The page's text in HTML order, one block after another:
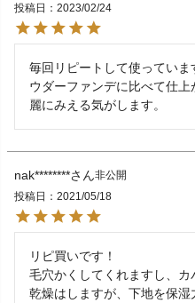
投稿日
2023/02/24
毎回リピートして使ってい
ウダーファンデに比べて仕
麗にみえる気がします。
nak********
非公開
投稿日
2021/05/18
リピ買いです！
毛穴かくしてくれますし、カ
乾燥はしますが、下地を保